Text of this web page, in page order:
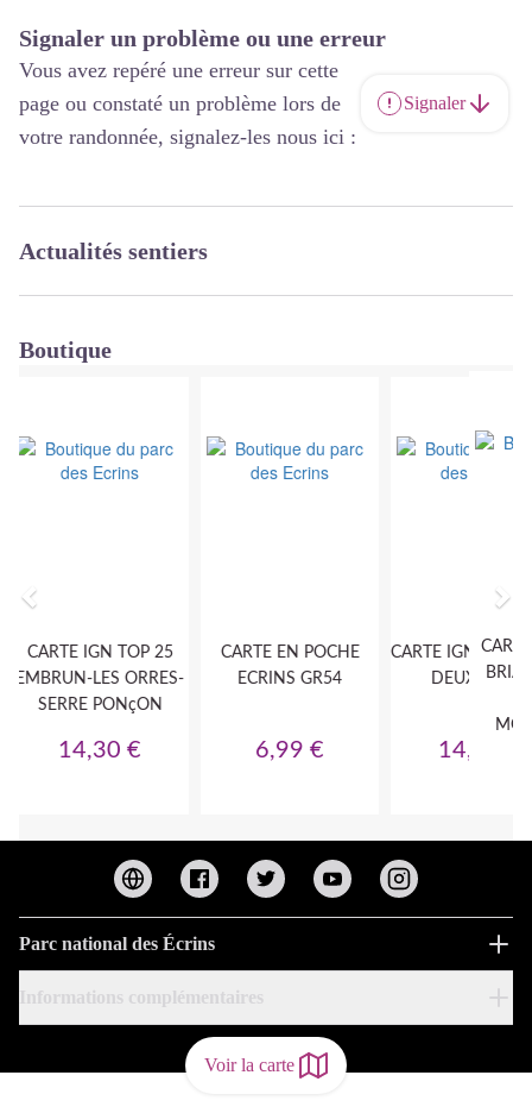
Voir la carte
Signaler un problème ou une erreur
Vous avez repéré une erreur sur cette
page ou constaté un problème lors de
votre randonnée, signalez-les nous ici :
Signaler
Actualités sentiers
Boutique
Parc national des Écrins
Informations complémentaires